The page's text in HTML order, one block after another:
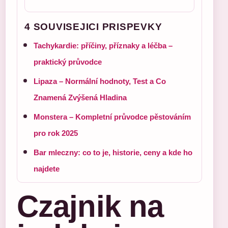
4 SOUVISEJICI PRISPEVKY
Tachykardie: příčiny, příznaky a léčba –
praktický průvodce
Lipaza – Normální hodnoty, Test a Co
Znamená Zvýšená Hladina
Monstera – Kompletní průvodce pěstováním
pro rok 2025
Bar mleczny: co to je, historie, ceny a kde ho
najdete
Czajnik na